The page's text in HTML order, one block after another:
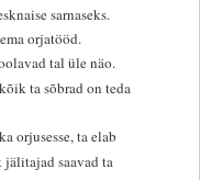
sarnaseks.
orjatööd.
tal üle näo.
ta sõbrad on teda
orjusesse, ta elab
jälitajad saavad ta